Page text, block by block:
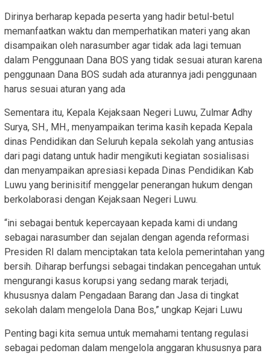
Dirinya berharap kepada peserta yang hadir betul-betul
memanfaatkan waktu dan memperhatikan materi yang akan
disampaikan oleh narasumber agar tidak ada lagi temuan
dalam Penggunaan Dana BOS yang tidak sesuai aturan karena
penggunaan Dana BOS sudah ada aturannya jadi penggunaan
harus sesuai aturan yang ada
Sementara itu, Kepala Kejaksaan Negeri Luwu, Zulmar Adhy
Surya, SH., MH., menyampaikan terima kasih kepada Kepala
dinas Pendidikan dan Seluruh kepala sekolah yang antusias
dari pagi datang untuk hadir mengikuti kegiatan sosialisasi
dan menyampaikan apresiasi kepada Dinas Pendidikan Kab
Luwu yang berinisitif menggelar penerangan hukum dengan
berkolaborasi dengan Kejaksaan Negeri Luwu.
“ini sebagai bentuk kepercayaan kepada kami di undang
sebagai narasumber dan sejalan dengan agenda reformasi
Presiden RI dalam menciptakan tata kelola pemerintahan yang
bersih. Diharap berfungsi sebagai tindakan pencegahan untuk
mengurangi kasus korupsi yang sedang marak terjadi,
khususnya dalam Pengadaan Barang dan Jasa di tingkat
sekolah dalam mengelola Dana Bos,” ungkap Kejari Luwu
Penting bagi kita semua untuk memahami tentang regulasi
sebagai pedoman dalam mengelola anggaran khususnya para